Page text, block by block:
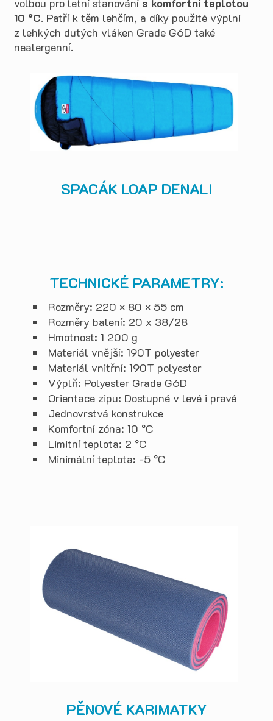
volbou pro letní stanování s komfortní teplotou
10 °C. Patří k těm lehčím, a díky použité výplni
z lehkých dutých vláken Grade G6D také
nealergenní.
SPACÁK LOAP DENALI
TECHNICKÉ PARAMETRY:
Rozměry: 220 × 80 × 55 cm
Rozměry balení: 20 x 38/28
Hmotnost: 1 200 g
Materiál vnější: 190T polyester
Materiál vnitřní: 190T polyester
Výplň: Polyester Grade G6D
Orientace zipu: Dostupné v levé i pravé
Jednovrstvá konstrukce
Komfortní zóna: 10 °C
Limitní teplota: 2 °C
Minimální teplota: -5 °C
PĚNOVÉ KARIMATKY